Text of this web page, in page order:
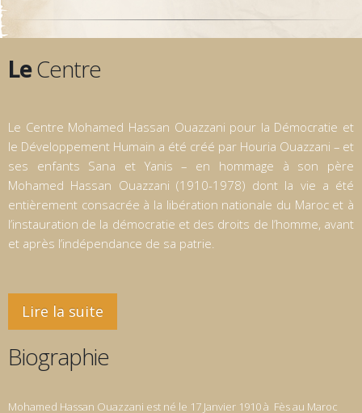
LeCentre
Le Centre Mohamed Hassan Ouazzani pour la Démocratie et
le Développement Humain a été créé par Houria Ouazzani – et
ses enfants Sana et Yanis – en hommage à son père
Mohamed Hassan Ouazzani (1910-1978) dont la vie a été
entièrement consacrée à la libération nationale du Maroc et à
l’instauration de la démocratie et des droits de l’homme, avant
et après l’indépendance de sa patrie.
Lire la suite
Biographie
Mohamed Hassan Ouazzani est né le 17 Janvier 1910 à Fès au Maroc